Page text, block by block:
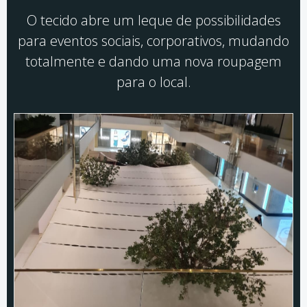
O tecido abre um leque de possibilidades
para eventos sociais, corporativos, mudando
totalmente e dando uma nova roupagem
para o local.